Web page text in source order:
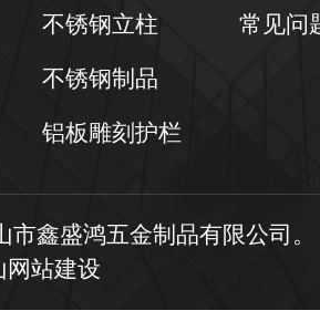
不锈钢立柱
不锈钢制品
铝板雕刻护栏
常见问
市鑫盛鸿五金制品有限公司。
网站建设